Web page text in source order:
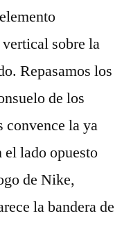
sobre la
Repasamos los
de los
convence la ya
el lado opuesto
de Nike,
la bandera de